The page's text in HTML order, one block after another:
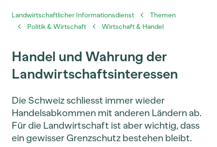
Landwirtschaftlicher Informationsdienst
Themen
Politik & Wirtschaft
Wirtschaft & Handel
Handel und Wahrung der
Landwirtschaftsinteressen
Die Schweiz schliesst immer wieder
Handelsabkommen mit anderen Ländern ab.
Für die Landwirtschaft ist aber wichtig, dass
ein gewisser Grenzschutz bestehen bleibt.